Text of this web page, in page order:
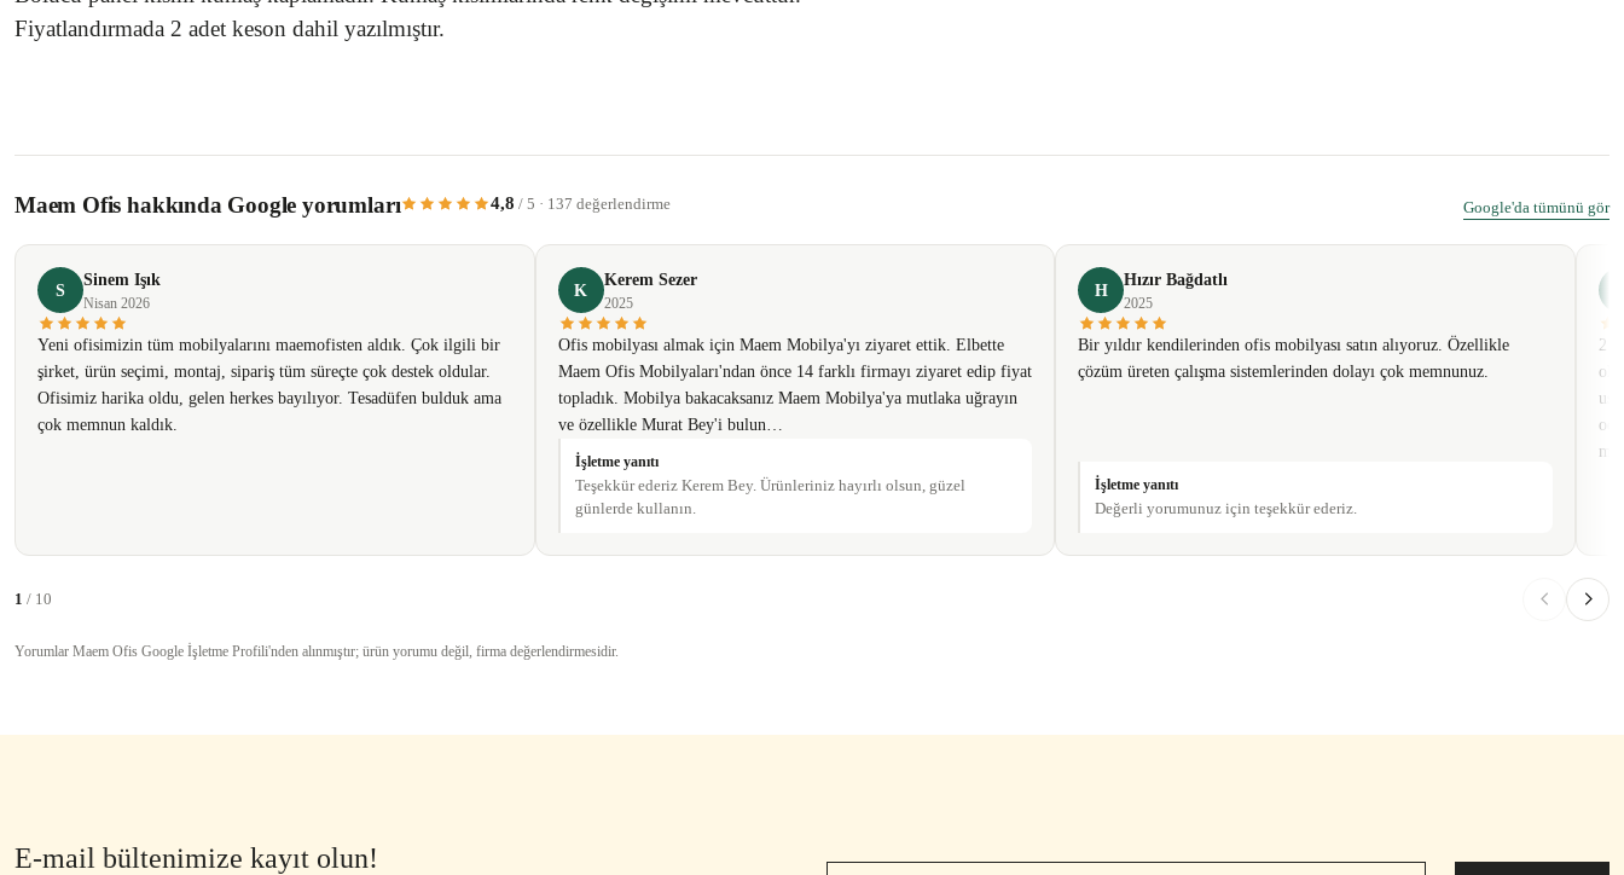
Fiyatlandırmada 2 adet keson dahil yazılmıştır.
Yorum Yaz
Görüş ve önerileriniz için teşekkür ederiz.
Ürün resmi kalitesiz, bozuk veya görüntülenemiyor.
Ürün açıklamasında eksik bilgiler bulunuyor.
Ürün bilgilerinde hatalar bulunuyor.
Ürün fiyatı diğer sitelerden daha pahalı.
Bu ürüne benzer farklı alternatifler olmalı.
Maem Ofis hakkında Google yorumları 4,8 / 5 · 137 değerlendirme Google'da tümünü gör
S
Sinem Işık
Nisan 2026
Yeni ofisimizin tüm mobilyalarını maemofisten aldık. Çok ilgili bir
şirket, ürün seçimi, montaj, sipariş tüm süreçte çok destek oldular.
Ofisimiz harika oldu, gelen herkes bayılıyor. Tesadüfen bulduk ama
çok memnun kaldık.
K
Kerem Sezer
2025
Ofis mobilyası almak için Maem Mobilya'yı ziyaret ettik. Elbette
Maem Ofis Mobilyaları'ndan önce 14 farklı firmayı ziyaret edip fiyat
topladık. Mobilya bakacaksanız Maem Mobilya'ya mutlaka uğrayın
ve özellikle Murat Bey'i bulun…
İşletme yanıtı
Teşekkür ederiz Kerem Bey. Ürünleriniz hayırlı olsun, güzel
günlerde kullanın.
H
Hızır Bağdatlı
2025
Bir yıldır kendilerinden ofis mobilyası satın alıyoruz. Özellikle
çözüm üreten çalışma sistemlerinden dolayı çok memnunuz.
İşletme yanıtı
Değerli yorumunuz için teşekkür ederiz.
2
1 / 10
Yorumlar Maem Ofis Google İşletme Profili'nden alınmıştır; ürün yorumu değil, firma değerlendirmesidir.
E-mail bültenimize kayıt olun!